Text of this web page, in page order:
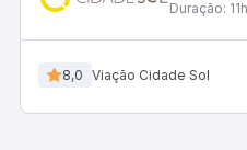
Duração:
8,0 Viação Cidade Sol